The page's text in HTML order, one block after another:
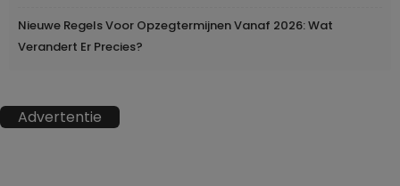
Nieuwe Regels Voor Opzegtermijnen Vanaf 2026: Wat
Verandert Er Precies?
Advertentie